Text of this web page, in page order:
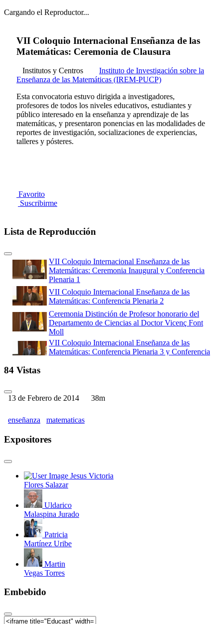
Cargando el Reproductor...
VII Coloquio Internacional Enseñanza de las
Matemáticas: Ceremonia de Clausura
Institutos y Centros
Instituto de Investigación sobre la
Enseñanza de las Matemáticas (IREM-PUCP)
Esta convocatoria estuvo dirigida a investigadores,
profesores de todos los niveles educativos, estudiantes y
público interesado en la enseñanza y aprendizaje de las
matemáticas, y presentaron ponencias en las modalidades de
reportes de investigación, socializaciones de experiencias,
talleres y pósteres.
Favorito
Suscribirme
Lista de Reproducción
VII Coloquio Internacional Enseñanza de las
Matemáticas: Ceremonia Inaugural y Conferencia
Plenaria 1
VII Coloquio Internacional Enseñanza de las
Matemáticas: Conferencia Plenaria 2
Ceremonia Distinción de Profesor honorario del
Departamento de Ciencias al Doctor Vicenç Font
Moll
VII Coloquio Internacional Enseñanza de las
Matemáticas: Conferencia Plenaria 3 y Conferencia
84 Vistas
13 de Febrero de 2014 38m
enseñanza matematicas
Expositores
Jesus Victoria
Flores Salazar
Uldarico
Malaspina Jurado
Patricia
Martínez Uribe
Martin
Vegas Torres
Embebido